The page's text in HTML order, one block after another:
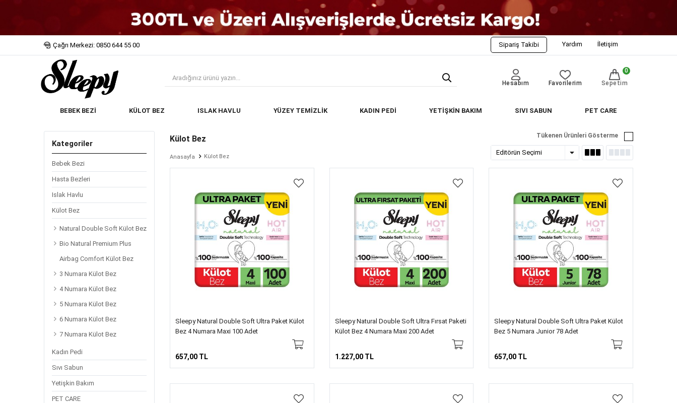
Çağrı Merkezi: 0850 644 55 00 Sipariş Takibi Yardım İletişim
Hesabım Favorilerim Sepetim
0
BEBEK BEZİ KÜLOT BEZ ISLAK HAVLU YÜZEY TEMİZLİK KADIN PEDİ YETİŞKİN BAKIM SIVI SABUN PET CARE
Kategoriler
Bebek Bezi
Hasta Bezleri
Islak Havlu
Külot Bez
Natural Double Soft Külot Bez
Bio Natural Premium Plus
Airbag Comfort Külot Bez
3 Numara Külot Bez
4 Numara Külot Bez
5 Numara Külot Bez
6 Numara Külot Bez
7 Numara Külot Bez
Kadın Pedi
Sıvı Sabun
Yetişkin Bakım
PET CARE
Külot Bez
Anasayfa Külot Bez
Tükenen Ürünleri Gösterme
Sleepy Natural Double Soft Ultra Paket Külot
Bez 4 Numara Maxi 100 Adet
657,00 TL
Sleepy Natural Double Soft Ultra Fırsat Paketi
Külot Bez 4 Numara Maxi 200 Adet
1.227,00 TL
Sleepy Natural Double Soft Ultra Paket Külot
Bez 5 Numara Junior 78 Adet
657,00 TL